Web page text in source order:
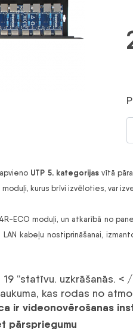
UTP 5. kategorijasvītā pāra
moduļi, kurus brīvi izvēloties, var
ECO moduļi, un atkarībā no
kabeļu nostiprināšanai,
“statīvu. uzkrāšanās. <
kas rodas no
ir videonovērošanas